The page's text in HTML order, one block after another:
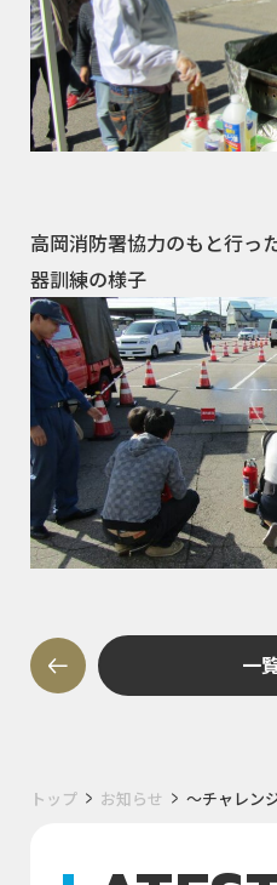
高岡消防署協力のもと行
器訓練の様子
一
トップ お知らせ